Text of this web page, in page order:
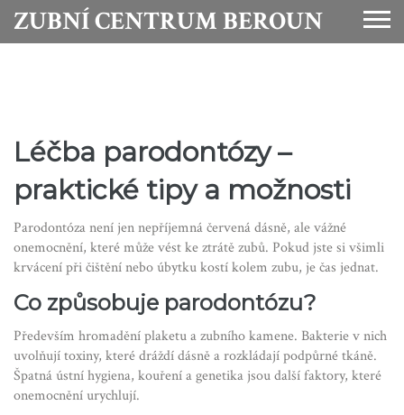
ZUBNÍ CENTRUM BEROUN
Léčba parodontózy –
praktické tipy a možnosti
Parodontóza není jen nepříjemná červená dásně, ale vážné
onemocnění, které může vést ke ztrátě zubů. Pokud jste si všimli
krvácení při čištění nebo úbytku kostí kolem zubu, je čas jednat.
Co způsobuje parodontózu?
Především hromadění plaketu a zubního kamene. Bakterie v nich
uvolňují toxiny, které dráždí dásně a rozkládají podpůrné tkáně.
Špatná ústní hygiena, kouření a genetika jsou další faktory, které
onemocnění urychlují.